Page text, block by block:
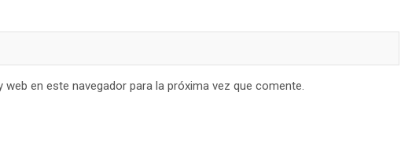
en este navegador para la próxima vez que comente.